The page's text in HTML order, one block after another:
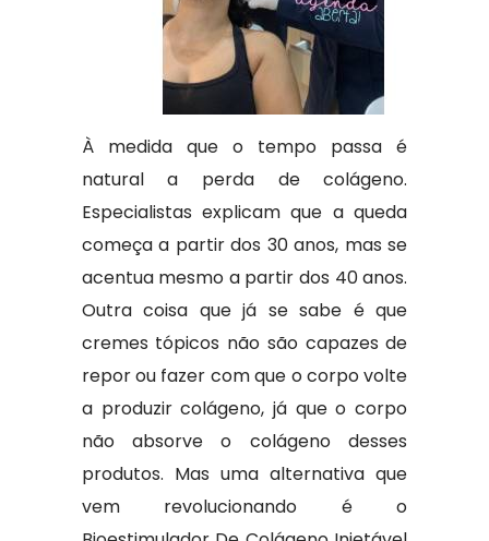
À medida que o tempo passa é
natural a perda de colágeno.
Especialistas explicam que a queda
começa a partir dos 30 anos, mas se
acentua mesmo a partir dos 40 anos.
Outra coisa que já se sabe é que
cremes tópicos não são capazes de
repor ou fazer com que o corpo volte
a produzir colágeno, já que o corpo
não absorve o colágeno desses
produtos. Mas uma alternativa que
vem revolucionando é o